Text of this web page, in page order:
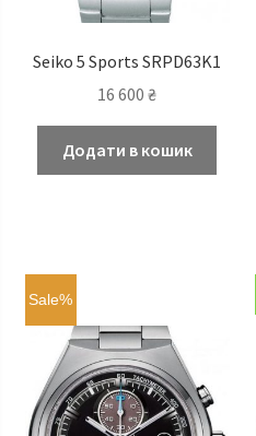
Seiko 5 Sports SRPD63K1
16 600₴
Додати в кошик
Sale%